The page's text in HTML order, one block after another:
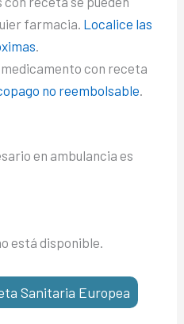
farmacia. Localice las
.
con receta
no reembolsable.
en ambulancia es
está disponible.
Sanitaria Europea